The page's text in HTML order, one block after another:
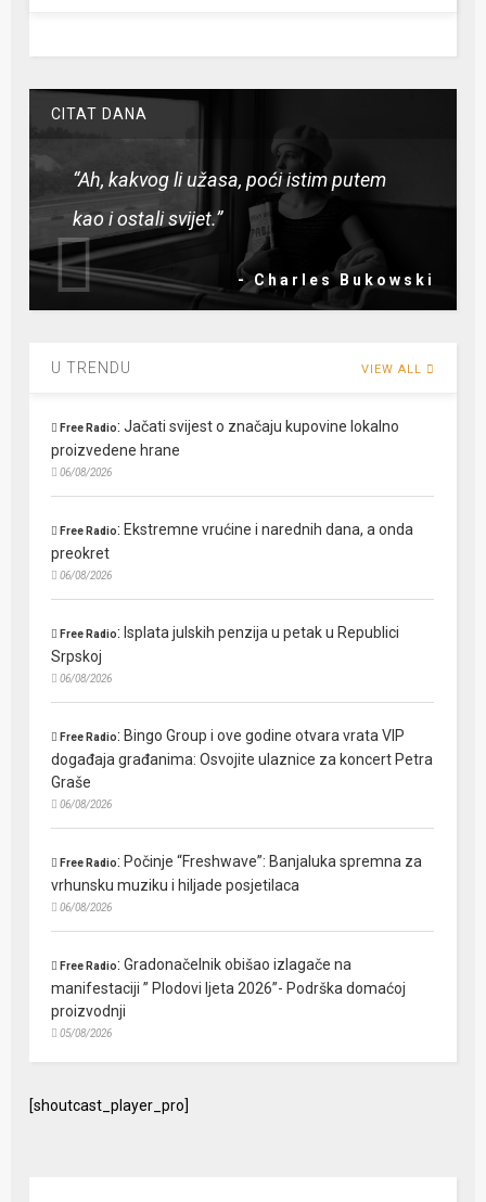
CITAT DANA
“Ah, kakvog li užasa, poći istim putem
kao i ostali svijet.”
- Charles Bukowski
U TRENDU VIEW ALL
Free Radio:Jačati svijest o značaju kupovine lokalno
proizvedene hrane
06/08/2026
Free Radio: Ekstremne vrućine i narednih dana, a onda
preokret
06/08/2026
Free Radio: Isplata julskih penzija u petak u Republici
Srpskoj
06/08/2026
Free Radio: Bingo Group i ove godine otvara vrata VIP
događaja građanima: Osvojite ulaznice za koncert Petra
Graše
06/08/2026
Free Radio: Počinje “Freshwave”: Banjaluka spremna za
vrhunsku muziku i hiljade posjetilaca
06/08/2026
Free Radio:Gradonačelnik obišao izlagače na
manifestaciji ” Plodovi ljeta 2026”- Podrška domaćoj
proizvodnji
05/08/2026
[shoutcast_player_pro]